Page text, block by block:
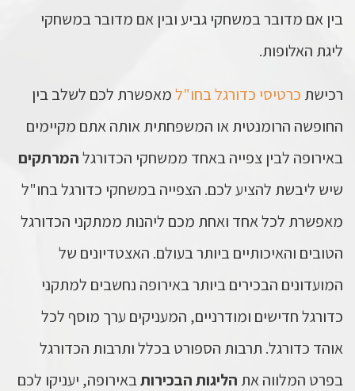
בין אם מדובר במשחקי גביע ובין אם מדובר במשחקי
ליגת האלופות.
רכישת כרטיסי כדורגל בחו"למאפשרת לכם לשלב בין
החופשה הרומנטית או המשפחתית אותה אתם מקיימים
באירופה לבין צפייה באחד ממשחקי הכדורגלהמרתקים
שיש ליבשת להציע לכם. הצפייה במשחקי כדורגל בחו"ל
מאפשרת לכל אחד ואחת מכם ליהנות ממתקני הכדורגל
הטובים והאיכותיים ביותר בעולם. האצטדיונים של
המועדונים הבכירים ביותר באירופה נחשבים למתקני
כדורגל חדישים ומודרניים, המעניקים ערך מוסף לכל
אוהד כדורגל. תרבות הספורט בכלל ותרבות הכדורגל
בפרט המלווה את הליגותהבכירותבאירופה, יעניקו לכם